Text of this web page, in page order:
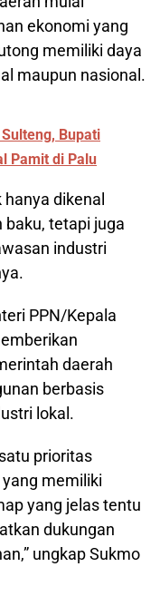
ekonomi yang
memiliki daya
maupun nasional.
Bupati
Pamit di Palu
dikenal
baku, tetapi juga
industri
PPN/Kepala
daerah
berbasis
lokal.
prioritas
memiliki
yang jelas tentu
dukungan
ungkap Sukmo